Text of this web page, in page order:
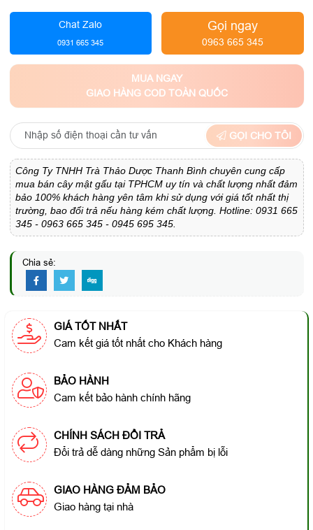
Chat Zalo
0931 665 345
Gọi ngay
0963 665 345
MUA NGAY
GIAO HÀNG COD TOÀN QUỐC
GỌI CHO TÔI
Công Ty TNHH Trà Thảo Dược Thanh Bình chuyên cung cấp
mua bán cây mật gấu tại TPHCM uy tín và chất lượng nhất đảm
bảo 100% khách hàng yên tâm khi sử dụng với giá tốt nhất thị
trường, bao đổi trả nếu hàng kém chất lượng. Hotline: 0931 665
345 - 0963 665 345 - 0945 695 345.
Chia sẻ:
GIÁ TỐT NHẤT
Cam kết giá tốt nhất cho Khách hàng
BẢO HÀNH
Cam kết bảo hành chính hãng
CHÍNH SÁCH ĐỔI TRẢ
Đổi trả dễ dàng những Sản phẩm bị lỗi
GIAO HÀNG ĐẢM BẢO
Giao hàng tại nhà